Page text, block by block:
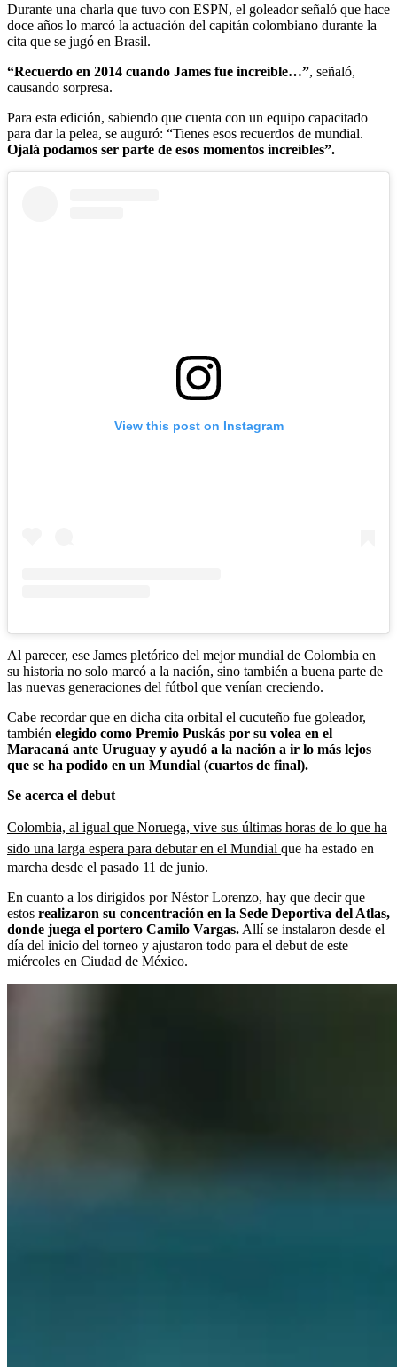
Durante una charla que tuvo con ESPN, el goleador señaló que hace
doce años lo marcó la actuación del capitán colombiano durante la
cita que se jugó en Brasil.
“Recuerdo en 2014 cuando James fue increíble…”, señaló,
causando sorpresa.
Para esta edición, sabiendo que cuenta con un equipo capacitado
para dar la pelea, se auguró: “Tienes esos recuerdos de mundial.
Ojalá podamos ser parte de esos momentos increíbles”.
View this post on Instagram
Al parecer, ese James pletórico del mejor mundial de Colombia en
su historia no solo marcó a la nación, sino también a buena parte de
las nuevas generaciones del fútbol que venían creciendo.
Cabe recordar que en dicha cita orbital el cucuteño fue goleador,
también elegido como Premio Puskás por su volea en el
Maracaná ante Uruguay y ayudó a la nación a ir lo más lejos
que se ha podido en un Mundial (cuartos de final).
Se acerca el debut
Colombia, al igual que Noruega, vive sus últimas horas de lo que ha
sido una larga espera para debutar en el Mundial que ha estado en
marcha desde el pasado 11 de junio.
En cuanto a los dirigidos por Néstor Lorenzo, hay que decir que
estos realizaron su concentración en la Sede Deportiva del Atlas,
donde juega el portero Camilo Vargas. Allí se instalaron desde el
día del inicio del torneo y ajustaron todo para el debut de este
miércoles en Ciudad de México.